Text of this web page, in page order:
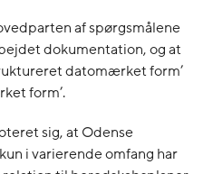
af spørgsmålene
dokumentation, og at
datomærket form’
form’.
sig, at Odense
i varierende omfang har